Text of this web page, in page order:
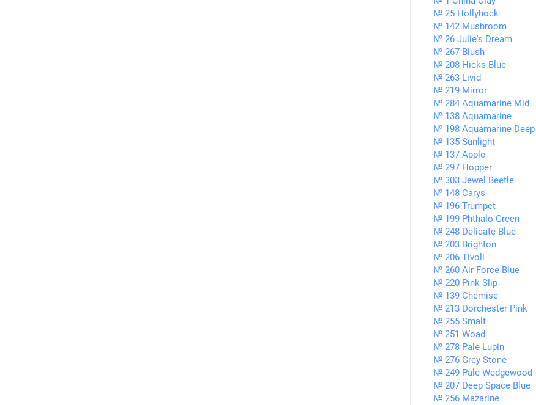
№ 25 Hollyhock
№ 142 Mushroom
№ 26 Julie's Dream
№ 267 Blush
№ 208 Hicks Blue
№ 263 Livid
№ 219 Mirror
№ 284 Aquamarine Mid
№ 138 Aquamarine
№ 198 Aquamarine Deep
№ 135 Sunlight
№ 137 Apple
№ 297 Hopper
№ 303 Jewel Beetle
№ 148 Carys
№ 196 Trumpet
№ 199 Phthalo Green
№ 248 Delicate Blue
№ 203 Brighton
№ 206 Tivoli
№ 260 Air Force Blue
№ 220 Pink Slip
№ 139 Chemise
№ 213 Dorchester Pink
№ 255 Smalt
№ 251 Woad
№ 278 Pale Lupin
№ 276 Grey Stone
№ 249 Pale Wedgewood
№ 207 Deep Space Blue
№ 256 Mazarine